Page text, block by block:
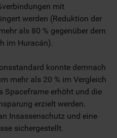
mit
werden (Reduktion der
als 80 % gegenüber dem
im Huracán).
konnte demnach
mehr als 20 % im Vergleich
Spaceframe erhöht und die
erzielt werden.
Insassenschutz und eine
sichergestellt.